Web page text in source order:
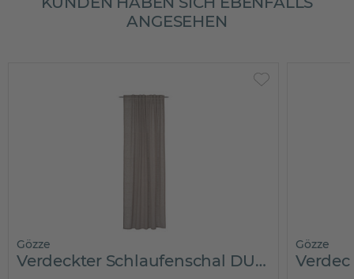
ANGESEHEN
Gözze
Verdeckter Schlaufenschal DUNNY
Gözze